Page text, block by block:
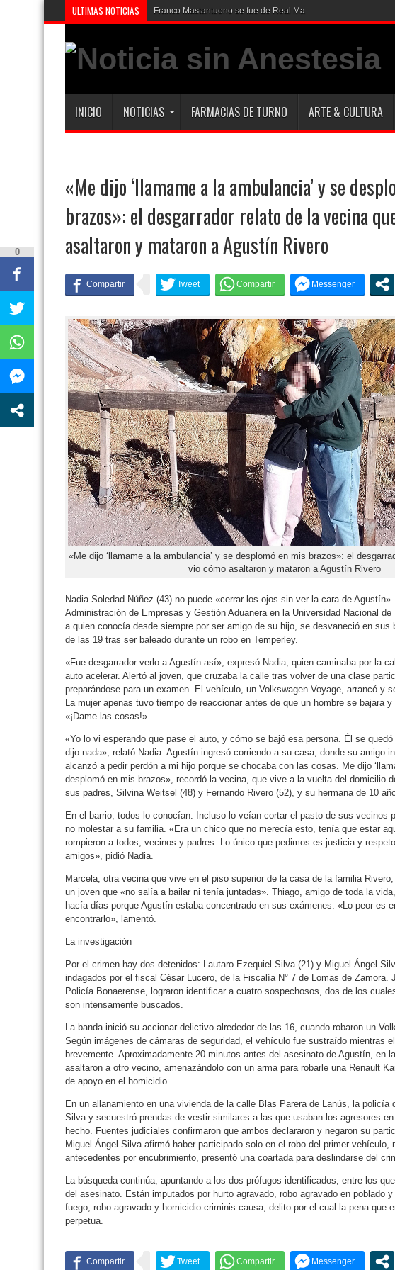
ULTIMAS NOTICIAS Franco Mastantuono se fue de Real Madrid y en Italia lo
INICIO NOTICIAS FARMACIAS DE TURNO ARTE & CULTURA
«Me dijo ‘llamame a la ambulancia’ y se
brazos»: el desgarrador relato de la vecina
asaltaron y mataron a Agustín Rivero
«Me dijo ‘llamame a la ambulancia’ y se desplomó en mis brazos»: el
vio cómo asaltaron y mataron a Agustín Rivero
Nadia Soledad Núñez (43) no puede «cerrar los ojos sin ver la cara de
Administración de Empresas y Gestión Aduanera en la Universidad Nacional de
a quien conocía desde siempre por ser amigo de su hijo, se desvaneció en sus
de las 19 tras ser baleado durante un robo en Temperley.
«Fue desgarrador verlo a Agustín así», expresó Nadia, quien caminaba por la
auto acelerar. Alertó al joven, que cruzaba la calle tras volver de una clase
preparándose para un examen. El vehículo, un Volkswagen Voyage, arrancó y
La mujer apenas tuvo tiempo de reaccionar antes de que un hombre se bajara
«¡Dame las cosas!».
«Yo lo vi esperando que pase el auto, y cómo se bajó esa persona. Él se
dijo nada», relató Nadia. Agustín ingresó corriendo a su casa, donde su amigo
alcanzó a pedir perdón a mi hijo porque se chocaba con las cosas. Me dijo
desplomó en mis brazos», recordó la vecina, que vive a la vuelta del domicilio
sus padres, Silvina Weitsel (48) y Fernando Rivero (52), y su hermana de 10
En el barrio, todos lo conocían. Incluso lo veían cortar el pasto de sus vecinos
no molestar a su familia. «Era un chico que no merecía esto, tenía que estar
rompieron a todos, vecinos y padres. Lo único que pedimos es justicia y
amigos», pidió Nadia.
Marcela, otra vecina que vive en el piso superior de la casa de la familia
un joven que «no salía a bailar ni tenía juntadas». Thiago, amigo de toda la
hacía días porque Agustín estaba concentrado en sus exámenes. «Lo peor es
encontrarlo», lamentó.
La investigación
Por el crimen hay dos detenidos: Lautaro Ezequiel Silva (21) y Miguel Ángel
indagados por el fiscal César Lucero, de la Fiscalía N° 7 de Lomas de Zamora.
Policía Bonaerense, lograron identificar a cuatro sospechosos, dos de los
son intensamente buscados.
La banda inició su accionar delictivo alrededor de las 16, cuando robaron un
Según imágenes de cámaras de seguridad, el vehículo fue sustraído mientras
brevemente. Aproximadamente 20 minutos antes del asesinato de Agustín, en
asaltaron a otro vecino, amenazándolo con un arma para robarle una Renault
de apoyo en el homicidio.
En un allanamiento en una vivienda de la calle Blas Parera de Lanús, la policía
Silva y secuestró prendas de vestir similares a las que usaban los agresores en
hecho. Fuentes judiciales confirmaron que ambos declararon y negaron su
Miguel Ángel Silva afirmó haber participado solo en el robo del primer vehículo,
antecedentes por encubrimiento, presentó una coartada para deslindarse del
La búsqueda continúa, apuntando a los dos prófugos identificados, entre los
del asesinato. Están imputados por hurto agravado, robo agravado en poblado
fuego, robo agravado y homicidio criminis causa, delito por el cual la pena que
perpetua.
0